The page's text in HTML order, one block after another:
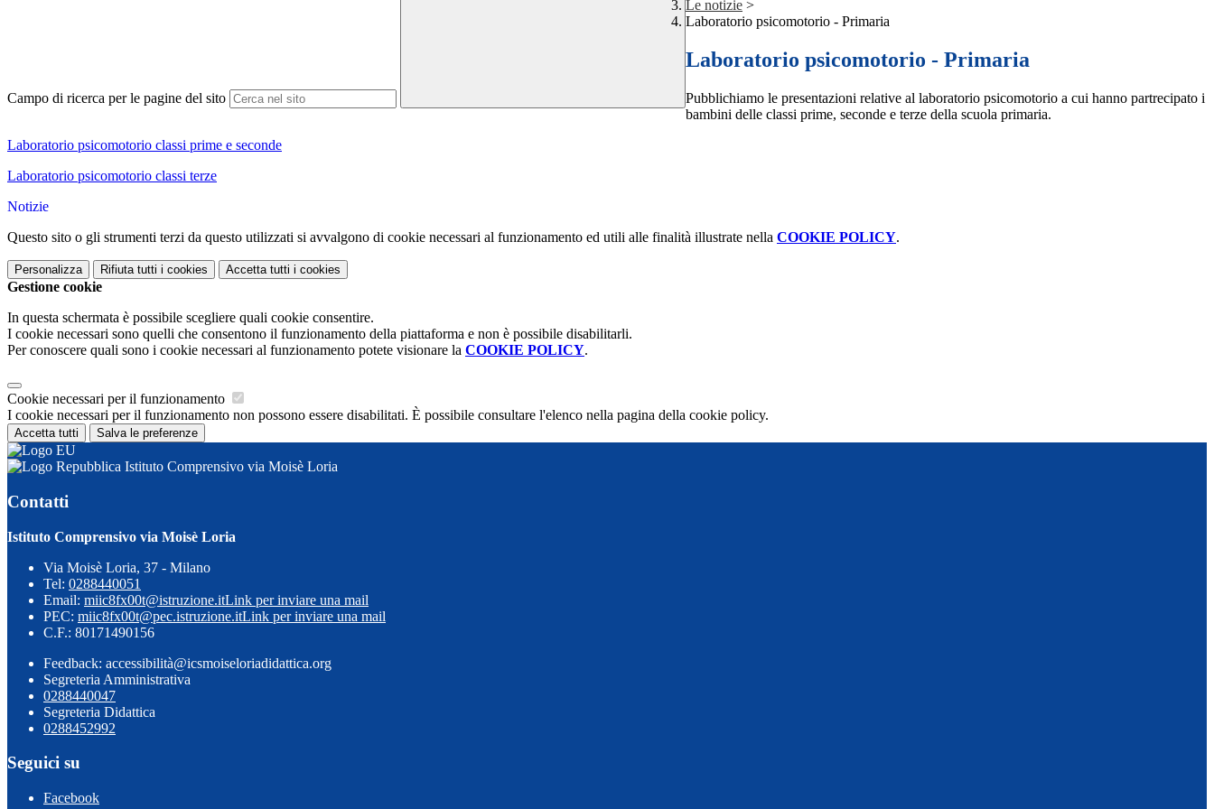
Campo di ricerca per le pagine del sito
Le notizie >
Laboratorio psicomotorio - Primaria
Laboratorio psicomotorio - Primaria
Pubblichiamo le presentazioni relative al laboratorio psicomotorio a cui hanno partrecipato i
bambini delle classi prime, seconde e terze della scuola primaria.
Laboratorio psicomotorio classi prime e seconde
Laboratorio psicomotorio classi terze
Notizie
Questo sito o gli strumenti terzi da questo utilizzati si avvalgono di cookie necessari al funzionamento ed utili alle finalità illustrate nella COOKIE POLICY.
Personalizza Rifiuta tutti i cookies Accetta tutti i cookies
Gestione cookie
In questa schermata è possibile scegliere quali cookie consentire.
I cookie necessari sono quelli che consentono il funzionamento della piattaforma e non è possibile disabilitarli.
Per conoscere quali sono i cookie necessari al funzionamento potete visionare la COOKIE POLICY.
Cookie necessari per il funzionamento
I cookie necessari per il funzionamento non possono essere disabilitati. È possibile consultare l'elenco nella pagina della cookie policy.
Accetta tutti Salva le preferenze
Istituto Comprensivo via Moisè Loria
Contatti
Istituto Comprensivo via Moisè Loria
Via Moisè Loria, 37 - Milano
Tel: 0288440051
Email: miic8fx00t@istruzione.itLink per inviare una mail
PEC: miic8fx00t@pec.istruzione.itLink per inviare una mail
C.F.: 80171490156
Feedback: accessibilità@icsmoiseloriadidattica.org
Segreteria Amministrativa
0288440047
Segreteria Didattica
0288452992
Seguici su
Facebook